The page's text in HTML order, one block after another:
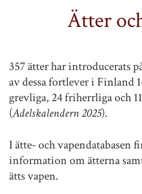
Ätter
357 ätter har introducerats
av dessa fortlever i Finland
grevliga, 24 friherrliga och
(Adelskalendern 2025).
I ätte- och vapendatabasen
information om ätterna
ätts vapen.